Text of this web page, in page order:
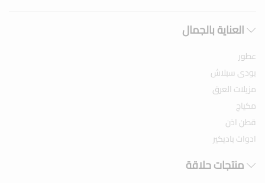
العناية بالجمال
عطور
بودى سبلاش
مزيلات العرق
مكياج
قطن اذن
ادوات باديكير
منتجات حلاقة